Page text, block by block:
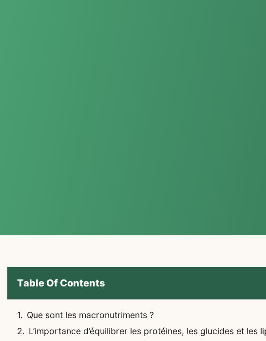
Table Of Contents
Que sont les macronutriments ?
L’importance d’équilibrer les protéines, les glucides et les